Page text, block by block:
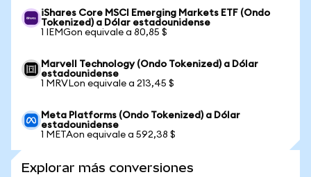
iShares Core MSCI Emerging Markets ETF (Ondo
Tokenized) a Dólar estadounidense
1 IEMGon equivale a 80,85 $
Marvell Technology (Ondo Tokenized) a Dólar
estadounidense
1 MRVLon equivale a 213,45 $
Meta Platforms (Ondo Tokenized) a Dólar
estadounidense
1 METAon equivale a 592,38 $
Explorar más conversiones